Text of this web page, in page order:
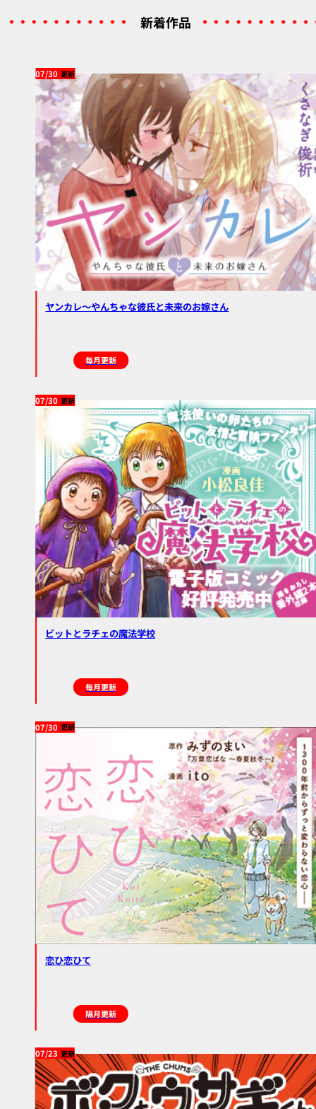
新着作品
07/30
ヤンカレ〜やんちゃな彼氏と未来のお嫁さん
毎月更新
07/30
ビットとラチェの魔法学校
毎月更新
07/30
恋ひ恋ひて
隔月更新
07/23